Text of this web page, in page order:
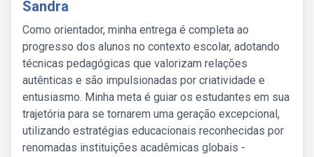
Sandra
Como orientador, minha entrega é completa ao
progresso dos alunos no contexto escolar, adotando
técnicas pedagógicas que valorizam relações
autênticas e são impulsionadas por criatividade e
entusiasmo. Minha meta é guiar os estudantes em sua
trajetória para se tornarem uma geração excepcional,
utilizando estratégias educacionais reconhecidas por
renomadas instituições acadêmicas globais -